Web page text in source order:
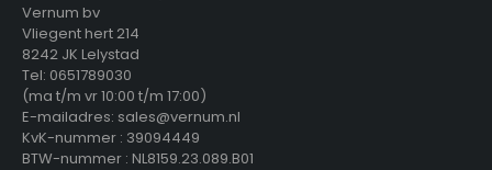
Vernum bv
Vliegent hert 214
8242 JK Lelystad
Tel: 0651789030
(ma t/m vr 10:00 t/m 17:00)
E-mailadres: sales@vernum.nl
KvK-nummer : 39094449
BTW-nummer : NL8159.23.089.B01